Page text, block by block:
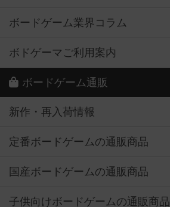
ボードゲーム業界コラム
ボドゲーマご利用案内
ボードゲーム通販
新作・再入荷情報
定番ボードゲームの通販商品
国産ボードゲームの通販商品
子供向けボードゲームの通販商品